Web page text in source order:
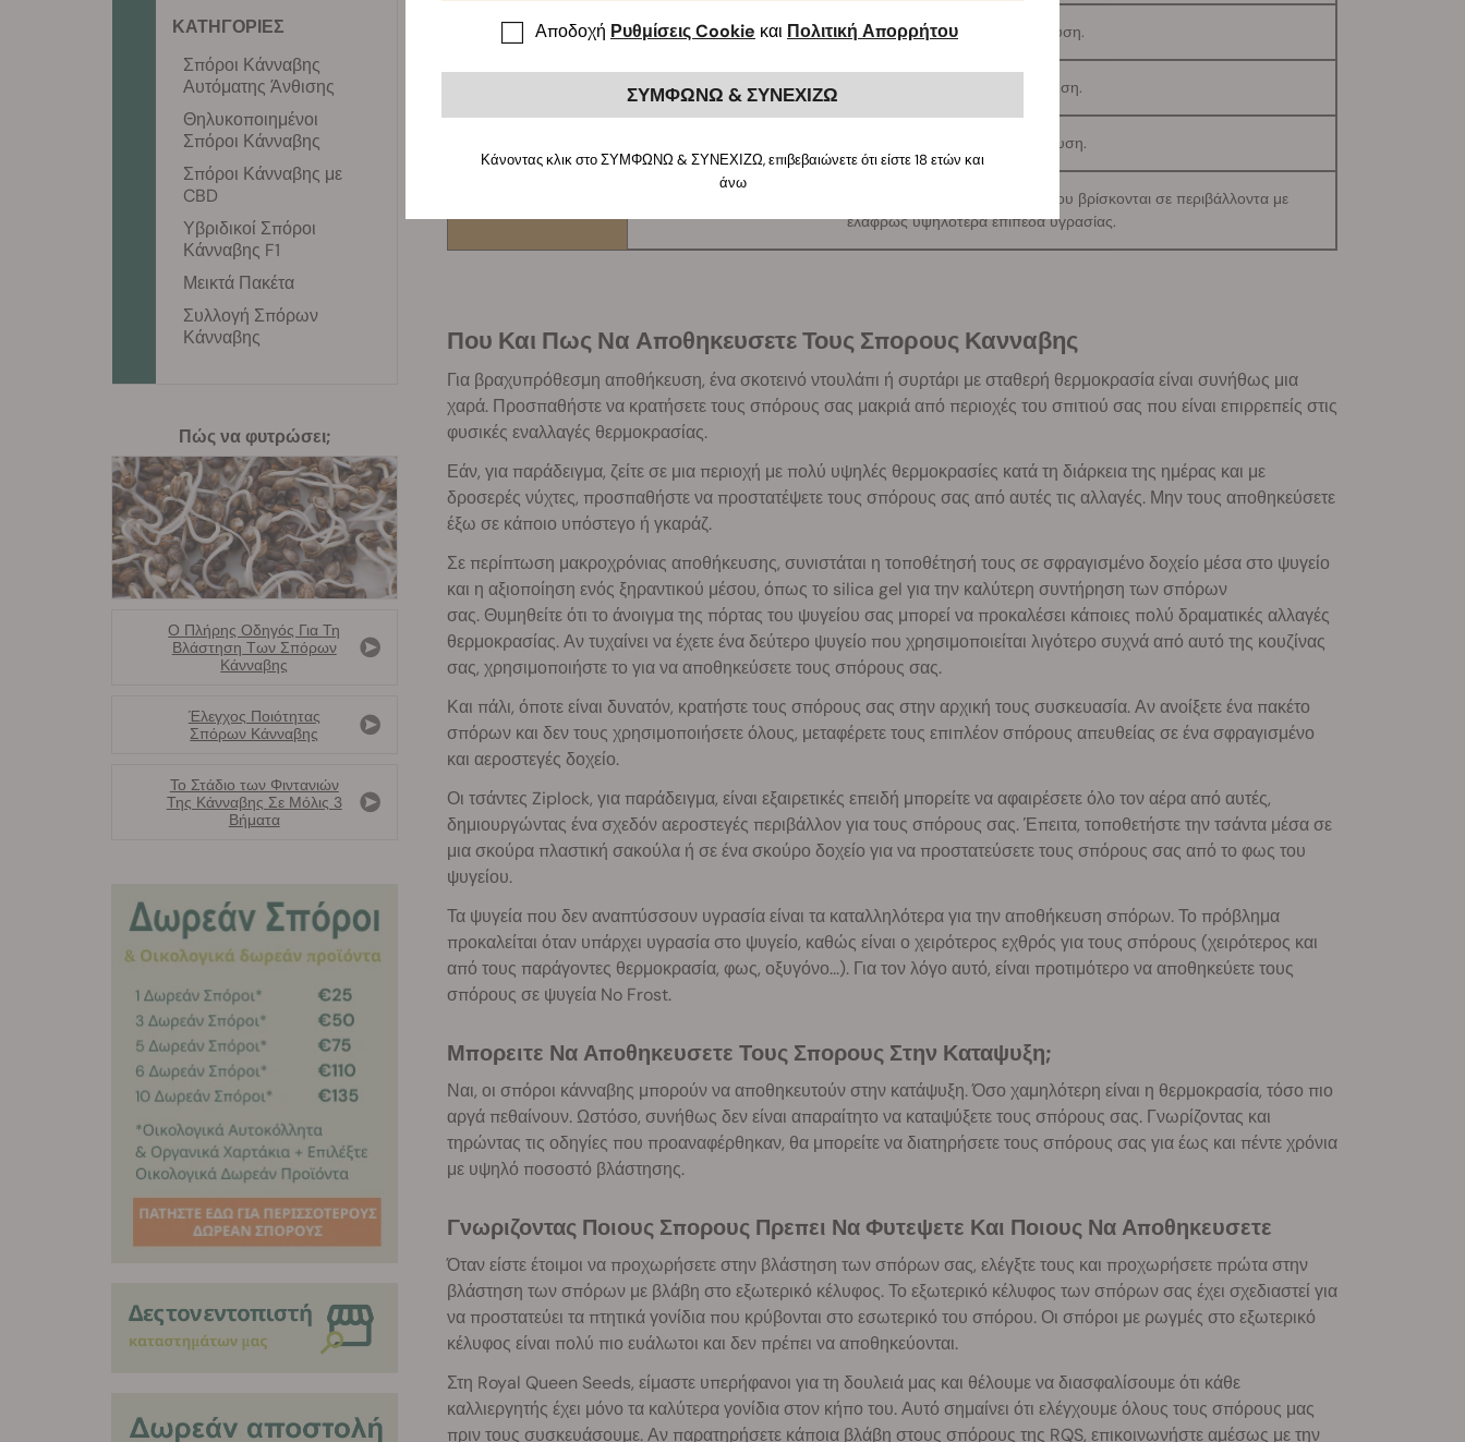
20 - 30 % Βραχυπρόθεσμη αποθήκευση.
Μεσοπρόθεσμη αποθήκευση.
Μακροπρόθεσμη αποθήκευση.
Μικρότερη διάρκεια ζωής συγκριτικά με τους σπόρους που βρίσκονται σε περιβάλλοντα με
ελαφρώς υψηλότερα επίπεδα υγρασίας.
Που Και Πως Να Αποθηκευσετε Τους Σπορους Κανναβης
Για βραχυπρόθεσμη αποθήκευση, ένα σκοτεινό ντουλάπι ή συρτάρι με σταθερή θερμοκρασία είναι συνήθως μια
χαρά. Προσπαθήστε να κρατήσετε τους σπόρους σας μακριά από περιοχές του σπιτιού σας που είναι επιρρεπείς στις
φυσικές εναλλαγές θερμοκρασίας.
Εάν, για παράδειγμα, ζείτε σε μια περιοχή με πολύ υψηλές θερμοκρασίες κατά τη διάρκεια της ημέρας και με
δροσερές νύχτες, προσπαθήστε να προστατέψετε τους σπόρους σας από αυτές τις αλλαγές. Μην τους αποθηκεύσετε
έξω σε κάποιο υπόστεγο ή γκαράζ.
Σε περίπτωση μακροχρόνιας αποθήκευσης, συνιστάται η τοποθέτησή τους σε σφραγισμένο δοχείο μέσα στο ψυγείο
και η αξιοποίηση ενός ξηραντικού μέσου, όπως το silica gel για την καλύτερη συντήρηση των σπόρων
σας. Θυμηθείτε ότι το άνοιγμα της πόρτας του ψυγείου σας μπορεί να προκαλέσει κάποιες πολύ δραματικές αλλαγές
θερμοκρασίας. Αν τυχαίνει να έχετε ένα δεύτερο ψυγείο που χρησιμοποιείται λιγότερο συχνά από αυτό της κουζίνας
σας, χρησιμοποιήστε το για να αποθηκεύσετε τους σπόρους σας.
Και πάλι, όποτε είναι δυνατόν, κρατήστε τους σπόρους σας στην αρχική τους συσκευασία. Αν ανοίξετε ένα πακέτο
σπόρων και δεν τους χρησιμοποιήσετε όλους, μεταφέρετε τους επιπλέον σπόρους απευθείας σε ένα σφραγισμένο
και αεροστεγές δοχείο.
Οι τσάντες Ziplock, για παράδειγμα, είναι εξαιρετικές επειδή μπορείτε να αφαιρέσετε όλο τον αέρα από αυτές,
δημιουργώντας ένα σχεδόν αεροστεγές περιβάλλον για τους σπόρους σας. Έπειτα, τοποθετήστε την τσάντα μέσα σε
μια σκούρα πλαστική σακούλα ή σε ένα σκούρο δοχείο για να προστατεύσετε τους σπόρους σας από το φως του
ψυγείου.
Τα ψυγεία που δεν αναπτύσσουν υγρασία είναι τα καταλληλότερα για την αποθήκευση σπόρων. Το πρόβλημα
προκαλείται όταν υπάρχει υγρασία στο ψυγείο, καθώς είναι ο χειρότερος εχθρός για τους σπόρους (χειρότερος και
από τους παράγοντες θερμοκρασία, φως, οξυγόνο...). Για τον λόγο αυτό, είναι προτιμότερο να αποθηκεύετε τους
σπόρους σε ψυγεία No Frost.
Μπορειτε Να Αποθηκευσετε Τους Σπορους Στην Καταψυξη;
Ναι, οι σπόροι κάνναβης μπορούν να αποθηκευτούν στην κατάψυξη. Όσο χαμηλότερη είναι η θερμοκρασία, τόσο πιο
αργά πεθαίνουν. Ωστόσο, συνήθως δεν είναι απαραίτητο να καταψύξετε τους σπόρους σας. Γνωρίζοντας και
τηρώντας τις οδηγίες που προαναφέρθηκαν, θα μπορείτε να διατηρήσετε τους σπόρους σας για έως και πέντε χρόνια
με υψηλό ποσοστό βλάστησης.
Γνωριζοντας Ποιους Σπορους Πρεπει Να Φυτεψετε Και Ποιους Να Αποθηκευσετε
Όταν είστε έτοιμοι να προχωρήσετε στην βλάστηση των σπόρων σας, ελέγξτε τους και προχωρήσετε πρώτα στην
βλάστηση των σπόρων με βλάβη στο εξωτερικό κέλυφος. Το εξωτερικό κέλυφος των σπόρων σας έχει σχεδιαστεί για
να προστατεύει τα πτητικά γονίδια που κρύβονται στο εσωτερικό του σπόρου. Οι σπόροι με ρωγμές στο εξωτερικό
κέλυφος είναι πολύ πιο ευάλωτοι και δεν πρέπει να αποθηκεύονται.
Στη Royal Queen Seeds, είμαστε υπερήφανοι για τη δουλειά μας και θέλουμε να διασφαλίσουμε ότι κάθε
καλλιεργητής έχει μόνο τα καλύτερα γονίδια στον κήπο του. Αυτό σημαίνει ότι ελέγχουμε όλους τους σπόρους μας
πριν τους συσκευάσουμε. Αν παρατηρήσετε κάποια βλάβη στους σπόρους της RQS, επικοινωνήστε αμέσως με την
ΚΑΤΗΓΟΡΙΕΣ
Σπόροι Κάνναβης
Αυτόματης Άνθισης
Θηλυκοποιημένοι
Σπόροι Κάνναβης
Σπόροι Κάνναβης με
CBD
Υβριδικοί Σπόροι
Κάνναβης F1
Μεικτά Πακέτα
Συλλογή Σπόρων
Κάνναβης
Πώς να φυτρώσει;
Ο Πλήρης Οδηγός Για Τη
Βλάστηση Των Σπόρων
Κάνναβης
Έλεγχος Ποιότητας
Σπόρων Κάνναβης
Το Στάδιο των Φιντανιών
Της Κάνναβης Σε Μόλις 3
Βήματα
Αποδοχή Ρυθμίσεις Cookie και Πολιτική Απορρήτου
ΣΥΜΦΩΝΩ & ΣΥΝΕΧΙΖΩ
Κάνοντας κλικ στο ΣΥΜΦΩΝΩ & ΣΥΝΕΧΙΖΩ, επιβεβαιώνετε ότι είστε 18 ετών και
άνω